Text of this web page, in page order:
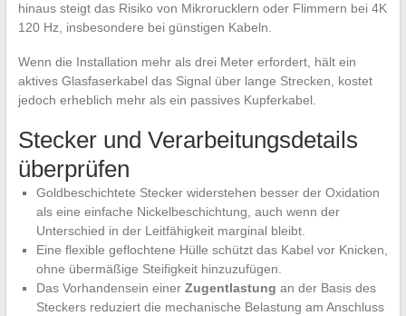
hinaus steigt das Risiko von Mikrorucklern oder Flimmern bei 4K
120 Hz, insbesondere bei günstigen Kabeln.
Wenn die Installation mehr als drei Meter erfordert, hält ein
aktives Glasfaserkabel das Signal über lange Strecken, kostet
jedoch erheblich mehr als ein passives Kupferkabel.
Stecker und Verarbeitungsdetails
überprüfen
Goldbeschichtete Stecker widerstehen besser der Oxidation
als eine einfache Nickelbeschichtung, auch wenn der
Unterschied in der Leitfähigkeit marginal bleibt.
Eine flexible geflochtene Hülle schützt das Kabel vor Knicken,
ohne übermäßige Steifigkeit hinzuzufügen.
Das Vorhandensein einer Zugentlastung an der Basis des
Steckers reduziert die mechanische Belastung am Anschluss